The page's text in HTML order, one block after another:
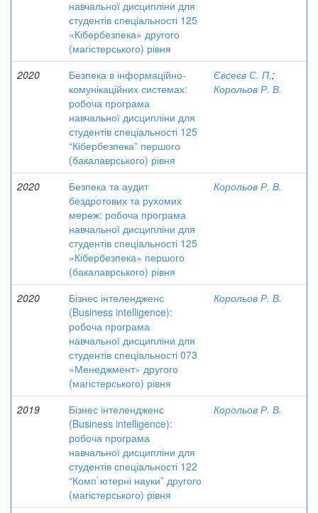
навчальної дисципліни для
студентів спеціальності 125
«Кібербезпека» другого
(магістерського) рівня
2020
Безпека в інформаційно-
комунікаційних системах:
робоча програма
навчальної дисципліни для
студентів спеціальності 125
“Кібербезпека” першого
(бакалаврського) рівня
Євсеєв С. П.;
Корольов Р. В.
2020
Безпека та аудит
бездротових та рухомих
мереж: робоча програма
навчальної дисципліни для
студентів спеціальності 125
«Кібербезпека» першого
(бакалаврського) рівня
Корольов Р. В.
2020
Бізнес інтелендженс
(Business intelligence):
робоча програма
навчальної дисципліни для
студентів спеціальності 073
«Менеджмент» другого
(магістерського) рівня
Корольов Р. В.
2019
Бізнес інтелендженс
(Business intelligence):
робоча програма
навчальної дисципліни для
студентів спеціальності 122
“Комп`ютерні науки” другого
(магістерського) рівня
Корольов Р. В.